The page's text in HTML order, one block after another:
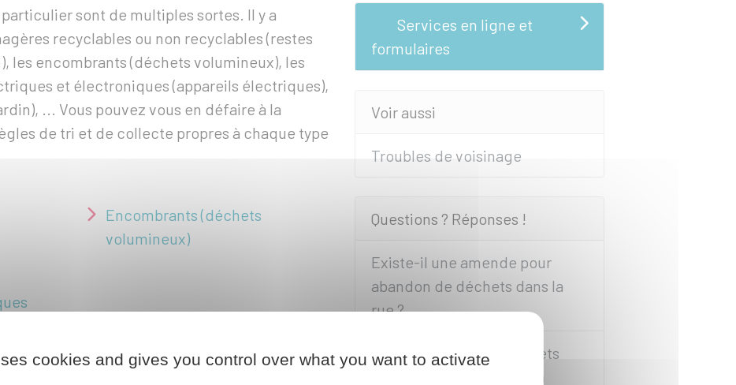
sont de multiples sortes. Il y a
recyclables ou non recyclables (restes
les encombrants (déchets volumineux), les
et électroniques (appareils électriques),
... Vous pouvez vous en défaire à la
de tri et de collecte propres à chaque type
Encombrants (déchets
volumineux)
Services en ligne et
formulaires
Voir aussi
Troubles de voisinage
Questions ? Réponses !
Existe-il une amende pour
abandon de déchets dans la
rue ?
Peut-on brûler des déchets
cookies and gives you control over what you want to activate